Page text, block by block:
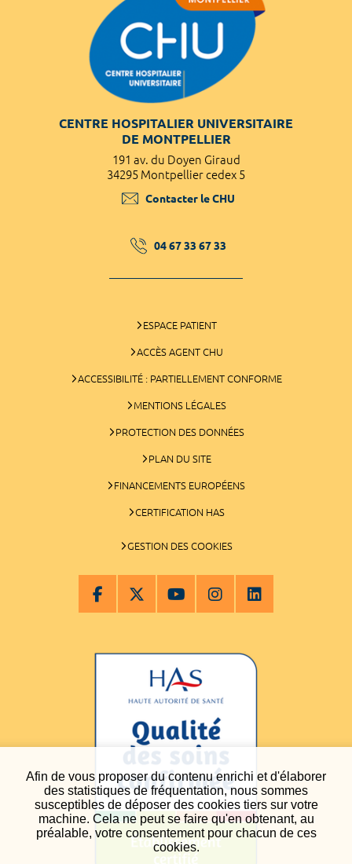
Afin de vous proposer du contenu enrichi et d'élaborer
des statistiques de fréquentation, nous sommes
susceptibles de déposer des cookies tiers sur votre
machine. Cela ne peut se faire qu'en obtenant, au
préalable, votre consentement pour chacun de ces
cookies.
CENTRE HOSPITALIER UNIVERSITAIRE
DE MONTPELLIER
191 av. du Doyen Giraud
34295 Montpellier cedex 5
Contacter le CHU
04 67 33 67 33
ESPACE PATIENT
ACCÈS AGENT CHU
ACCESSIBILITÉ : PARTIELLEMENT CONFORME
MENTIONS LÉGALES
PROTECTION DES DONNÉES
PLAN DU SITE
FINANCEMENTS EUROPÉENS
CERTIFICATION HAS
GESTION DES COOKIES